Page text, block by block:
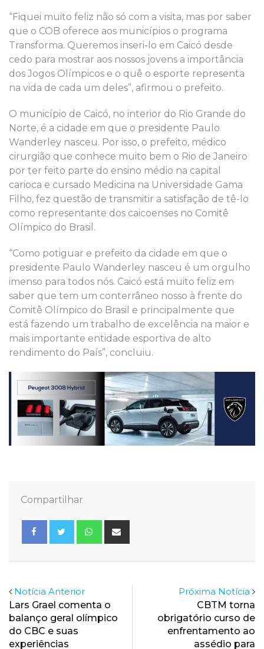
“Fiquei muito feliz não só com a visita, mas por saber
que o COB oferece aos municípios o programa
Transforma. Queremos inseri-lo em Caicó desde
cedo para mostrar aos nossos jovens a importância
dos Jogos Olímpicos e o quê o esporte representa
na vida de cada um deles”, afirmou o prefeito.
O município de Caicó, no interior do Rio Grande do
Norte, é a cidade em que o presidente Paulo
Wanderley nasceu. Por isso, o prefeito, médico
cirurgião que conhece muito bem o Rio de Janeiro
por ter feito parte do ensino médio na capital
carioca e cursado Medicina na Universidade Gama
Filho, fez questão de transmitir a satisfação de tê-lo
como representante dos caicoenses no Comitê
Olímpico do Brasil.
“Como potiguar e prefeito da cidade em que o
presidente Paulo Wanderley nasceu é um orgulho
imenso para todos nós. Caicó está muito feliz em
saber que tem um conterrâneo nosso à frente do
Comitê Olímpico do Brasil e principalmente que
está fazendo um trabalho de excelência na maior e
mais importante entidade esportiva de alto
rendimento do País”, concluiu.
Compartilhar
Whatsapp
Notícia Anterior
Lars Grael comenta o
balanço geral olímpico
do CBC e suas
experiências
Próxima Notícia
CBTM torna
obrigatório curso de
enfrentamento ao
assédio para